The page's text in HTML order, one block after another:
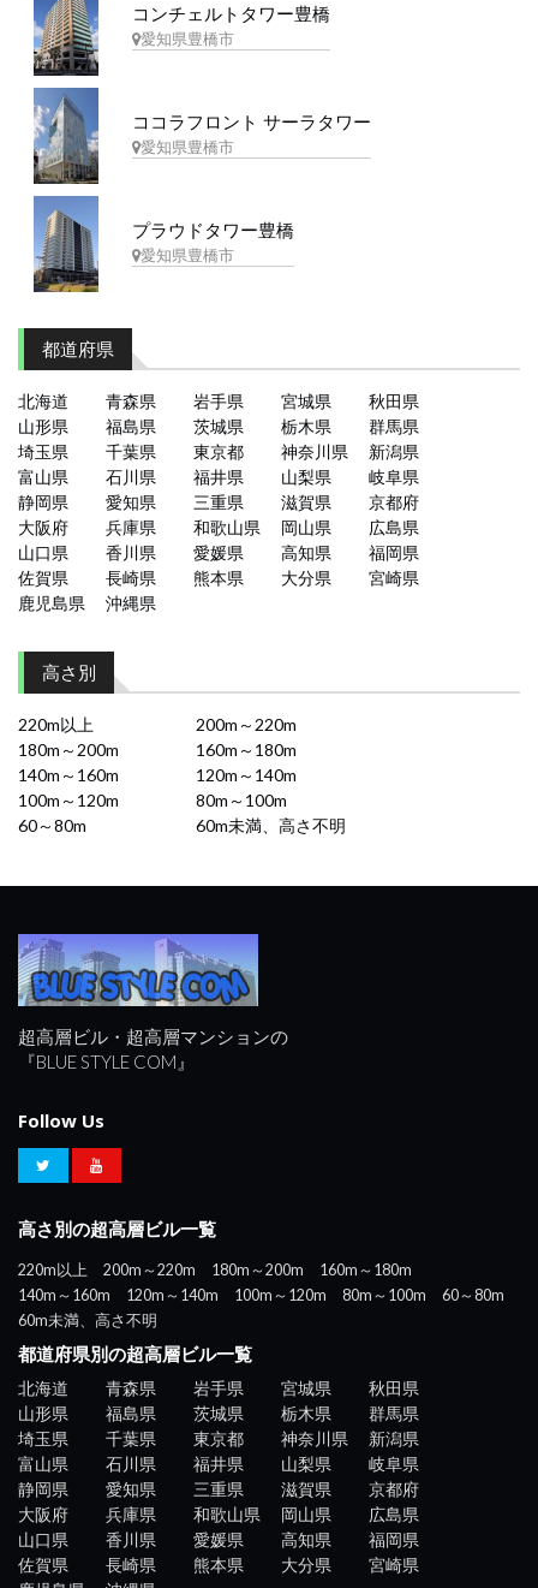
コンチェルトタワー豊橋
愛知県豊橋市
ココラフロント サーラタワー
愛知県豊橋市
プラウドタワー豊橋
愛知県豊橋市
都道府県
北海道 青森県 岩手県 宮城県
秋田県
山形県
福島県 茨城県 栃木県
群馬県
埼玉県
千葉県 東京都 神奈川県
新潟県
富山県
石川県 福井県 山梨県
岐阜県
静岡県
愛知県 三重県 滋賀県
京都府
大阪府
兵庫県 和歌山県 岡山県
広島県
山口県
香川県 愛媛県 高知県
福岡県
佐賀県
長崎県 熊本県 大分県
宮崎県
鹿児島県
沖縄県
高さ別
220m以上
200m～220m
180m～200m
160m～180m
140m～160m
120m～140m
100m～120m
80m～100m
60～80m
60m未満、高さ不明
超高層ビル・超高層マンションの
『BLUE STYLE COM』
Follow Us
高さ別の超高層ビル一覧
220m以上 200m～220m 180m～200m
160m～180m
140m～160m
120m～140m 100m～120m 80m～100m
60～80m
60m未満、高さ不明
都道府県別の超高層ビル一覧
北海道 青森県 岩手県 宮城県
秋田県
山形県
福島県 茨城県 栃木県
群馬県
埼玉県
千葉県 東京都 神奈川県
新潟県
富山県
石川県 福井県 山梨県
岐阜県
静岡県
愛知県 三重県 滋賀県
京都府
大阪府
兵庫県 和歌山県 岡山県
広島県
山口県
香川県 愛媛県 高知県
福岡県
佐賀県
長崎県 熊本県 大分県
宮崎県